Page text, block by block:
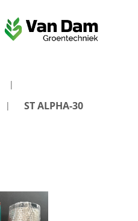
ST ALPHA-30